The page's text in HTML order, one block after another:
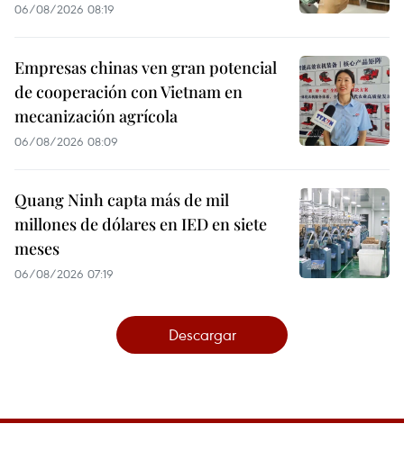
06/08/2026 08:19
Empresas chinas ven gran potencial
de cooperación con Vietnam en
mecanización agrícola
06/08/2026 08:09
Quang Ninh capta más de mil
millones de dólares en IED en siete
meses
06/08/2026 07:19
Descargar